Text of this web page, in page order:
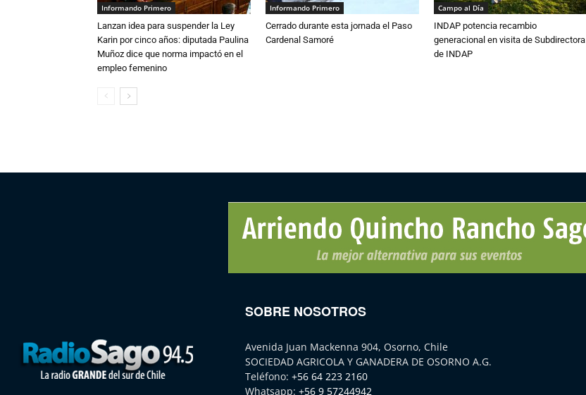
Informando Primero
Lanzan idea para suspender la Ley
Karin por cinco años: diputada Paulina
Muñoz dice que norma impactó en el
empleo femenino
Informando Primero
Cerrado durante esta jornada el Paso
Cardenal Samoré
Campo al Día
INDAP potencia recambio
generacional en visita de Subdirectora
de INDAP
SOBRE NOSOTROS
Avenida Juan Mackenna 904, Osorno, Chile
SOCIEDAD AGRICOLA Y GANADERA DE OSORNO A.G.
Teléfono: +56 64 223 2160
Whatsapp: +56 9 57244942